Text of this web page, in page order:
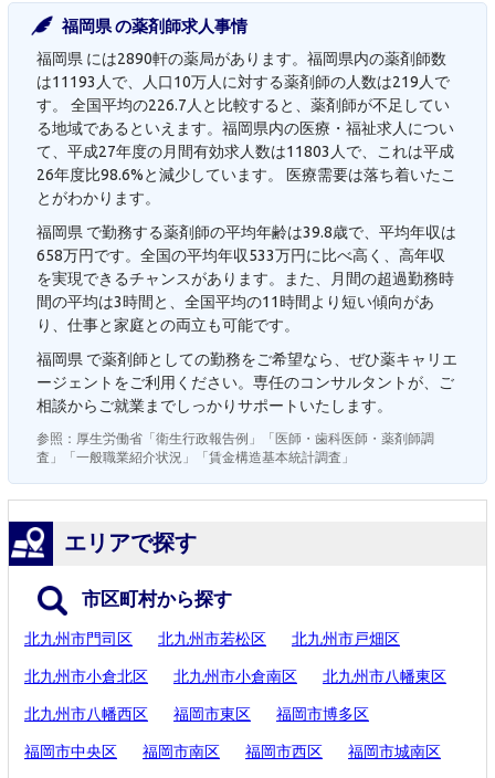
福岡県 の薬剤師求人事情
福岡県 には2890軒の薬局があります。福岡県内の薬剤師数
は11193人で、人口10万人に対する薬剤師の人数は219人で
す。 全国平均の226.7人と比較すると、薬剤師が不足してい
る地域であるといえます。福岡県内の医療・福祉求人につい
て、平成27年度の月間有効求人数は11803人で、これは平成
26年度比98.6%と減少しています。 医療需要は落ち着いたこ
とがわかります。
福岡県 で勤務する薬剤師の平均年齢は39.8歳で、平均年収は
658万円です。全国の平均年収533万円に比べ高く、高年収
を実現できるチャンスがあります。また、月間の超過勤務時
間の平均は3時間と、全国平均の11時間より短い傾向があ
り、仕事と家庭との両立も可能です。
福岡県 で薬剤師としての勤務をご希望なら、ぜひ薬キャリエ
ージェントをご利用ください。専任のコンサルタントが、ご
相談からご就業までしっかりサポートいたします。
参照：厚生労働省「衛生行政報告例」「医師・歯科医師・薬剤師調
査」「一般職業紹介状況」「賃金構造基本統計調査」
エリアで探す
市区町村から探す
北九州市門司区 北九州市若松区 北九州市戸畑区
北九州市小倉北区 北九州市小倉南区 北九州市八幡東区
北九州市八幡西区 福岡市東区 福岡市博多区
福岡市中央区 福岡市南区 福岡市西区 福岡市城南区